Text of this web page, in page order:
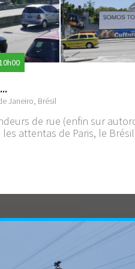
Janeiro, Brésil
de rue (enfin sur
attentas de Paris, le